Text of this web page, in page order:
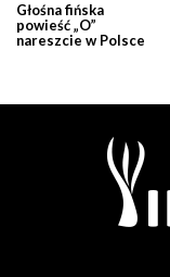
Głośna fińska
powieść „O”
nareszcie w Polsce